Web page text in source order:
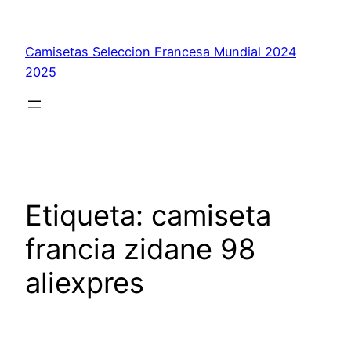
contenido
Camisetas Seleccion Francesa Mundial 2024
2025
Etiqueta: camiseta
francia zidane 98
aliexpres